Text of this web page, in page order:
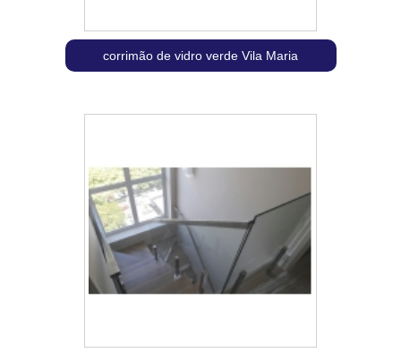
corrimão de vidro verde Vila Maria